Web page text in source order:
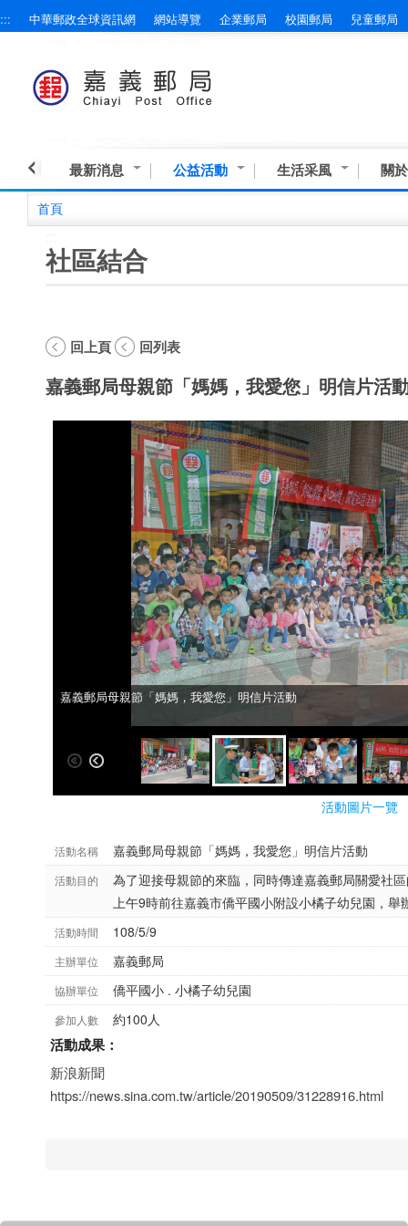
跳到主要內容區塊
::: 中華郵政全球資訊網 網站導覽 企業郵局 校園郵局 兒童郵局
最新消息 公益活動 生活采風 關
首頁
社區結合
回上頁 回列表
嘉義郵局母親節「媽媽，我愛您」明信片活
嘉義郵局母親節「媽媽，我愛您」明信片活動
嘉義郵局母親節「媽媽，我愛您」明信片活動
活動圖片一覽
活動名稱 嘉義郵局母親節「媽媽，我愛您」明信片活動
活動目的
為了迎接母親節的來臨，同時傳達嘉義郵局關愛社
上午9時前往嘉義市僑平國小附設小橘子幼兒園，
活動時間 108/5/9
主辦單位 嘉義郵局
協辦單位 僑平國小 . 小橘子幼兒園
參加人數 約100人
活動成果：
新浪新聞
https://news.sina.com.tw/article/20190509/31228916.html